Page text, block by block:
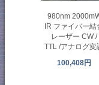
980nm
IR ファイバー結
レーザー CW /
TTL /アナログ変
100,408円